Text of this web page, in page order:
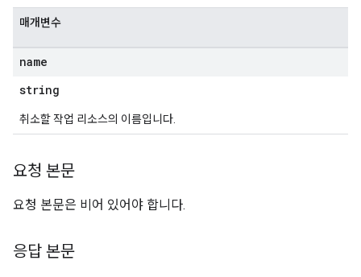
매개변수
name
string
취소할 작업 리소스의 이름입니다.
요청 본문
요청 본문은 비어 있어야 합니다.
응답 본문